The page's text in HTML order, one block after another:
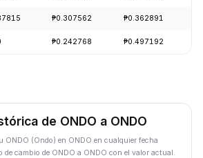
₱0.307562 ₱0.362891
₱0.242768 ₱0.497192
de ONDO a ONDO
ONDO (Ondo) en ONDO en cualquier fecha
de cambio de ONDO a ONDO con el valor actual.